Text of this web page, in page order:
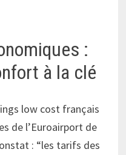
:
à la clé
low cost français
de l’Euroairport de
: “les tarifs des